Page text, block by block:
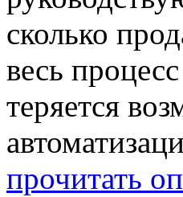
сколько
весь
теряется
прочитать